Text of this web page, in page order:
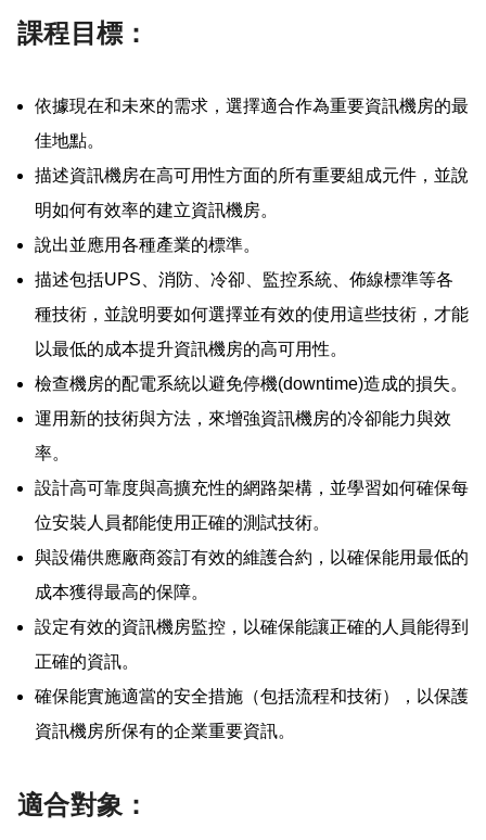
課程目標：
依據現在和未來的需求，選擇適合作為重要資訊機房的最
佳地點。
描述資訊機房在高可用性方面的所有重要組成元件，並說
明如何有效率的建立資訊機房。
說出並應用各種產業的標準。
描述包括UPS、消防、冷卻、監控系統、佈線標準等各
種技術，並說明要如何選擇並有效的使用這些技術，才能
以最低的成本提升資訊機房的高可用性。
檢查機房的配電系統以避免停機(downtime)造成的損失。
運用新的技術與方法，來增強資訊機房的冷卻能力與效
率。
設計高可靠度與高擴充性的網路架構，並學習如何確保每
位安裝人員都能使用正確的測試技術。
與設備供應廠商簽訂有效的維護合約，以確保能用最低的
成本獲得最高的保障。
設定有效的資訊機房監控，以確保能讓正確的人員能得到
正確的資訊。
確保能實施適當的安全措施（包括流程和技術），以保護
資訊機房所保有的企業重要資訊。
適合對象：